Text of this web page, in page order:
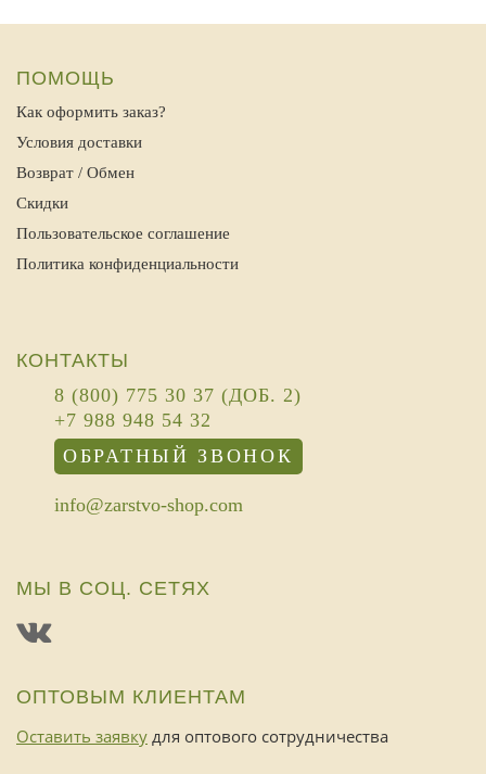
ПОМОЩЬ
Как оформить заказ?
Условия доставки
Возврат / Обмен
Скидки
Пользовательское соглашение
Политика конфиденциальности
КОНТАКТЫ
8 (800) 775 30 37 (ДОБ. 2)
+7 988 948 54 32
ОБРАТНЫЙ ЗВОНОК
info@zarstvo-shop.com
МЫ В СОЦ. СЕТЯХ
ОПТОВЫМ КЛИЕНТАМ
Оставить заявку для оптового сотрудничества